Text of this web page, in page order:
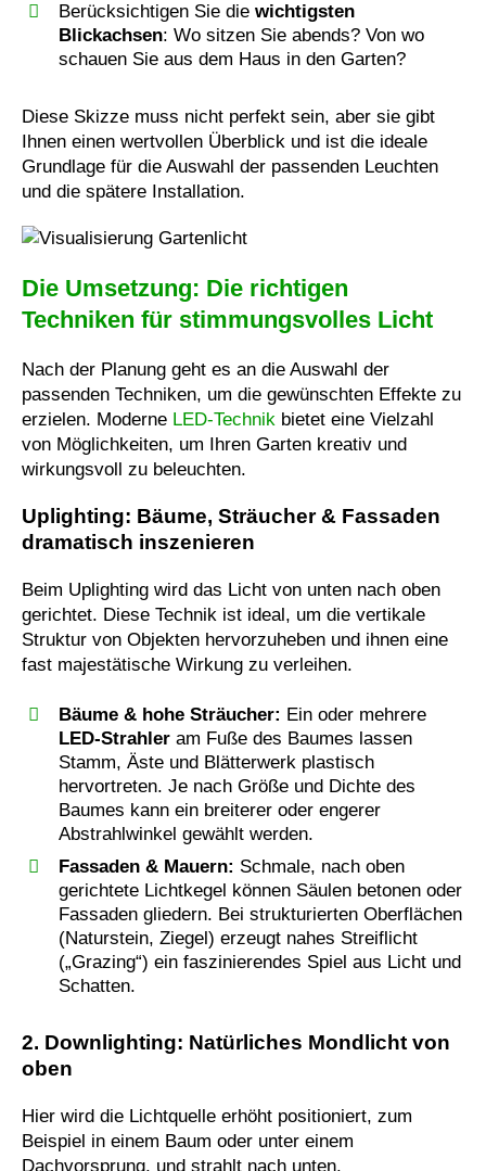
Berücksichtigen Sie die wichtigsten
Blickachsen: Wo sitzen Sie abends? Von wo
schauen Sie aus dem Haus in den Garten?
Diese Skizze muss nicht perfekt sein, aber sie gibt
Ihnen einen wertvollen Überblick und ist die ideale
Grundlage für die Auswahl der passenden Leuchten
und die spätere Installation.
Die Umsetzung: Die richtigen
Techniken für stimmungsvolles Licht
Nach der Planung geht es an die Auswahl der
passenden Techniken, um die gewünschten Effekte zu
erzielen. Moderne LED-Technik bietet eine Vielzahl
von Möglichkeiten, um Ihren Garten kreativ und
wirkungsvoll zu beleuchten.
Uplighting: Bäume, Sträucher & Fassaden
dramatisch inszenieren
Beim Uplighting wird das Licht von unten nach oben
gerichtet. Diese Technik ist ideal, um die vertikale
Struktur von Objekten hervorzuheben und ihnen eine
fast majestätische Wirkung zu verleihen.
Bäume & hohe Sträucher: Ein oder mehrere
LED-Strahler am Fuße des Baumes lassen
Stamm, Äste und Blätterwerk plastisch
hervortreten. Je nach Größe und Dichte des
Baumes kann ein breiterer oder engerer
Abstrahlwinkel gewählt werden.
Fassaden & Mauern: Schmale, nach oben
gerichtete Lichtkegel können Säulen betonen oder
Fassaden gliedern. Bei strukturierten Oberflächen
(Naturstein, Ziegel) erzeugt nahes Streiflicht
(„Grazing“) ein faszinierendes Spiel aus Licht und
Schatten.
2. Downlighting: Natürliches Mondlicht von
oben
Hier wird die Lichtquelle erhöht positioniert, zum
Beispiel in einem Baum oder unter einem
Dachvorsprung, und strahlt nach unten.